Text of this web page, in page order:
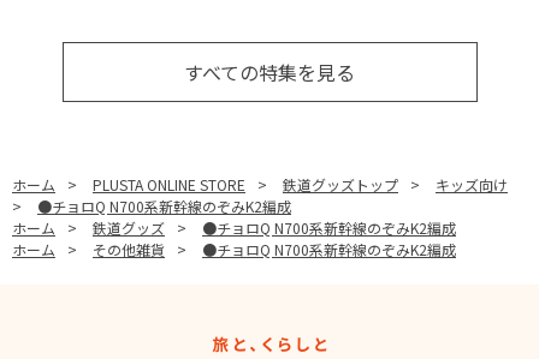
すべての特集を見る
ホーム > PLUSTA ONLINE STORE > 鉄道グッズトップ >
キッズ向け
>
●チョロQ N700系新幹線のぞみK2編成
ホーム
> 鉄道グッズ >
●チョロQ N700系新幹線のぞみK2編成
ホーム
> その他雑貨 > ●チョロQ N700系新幹線のぞみK2編成